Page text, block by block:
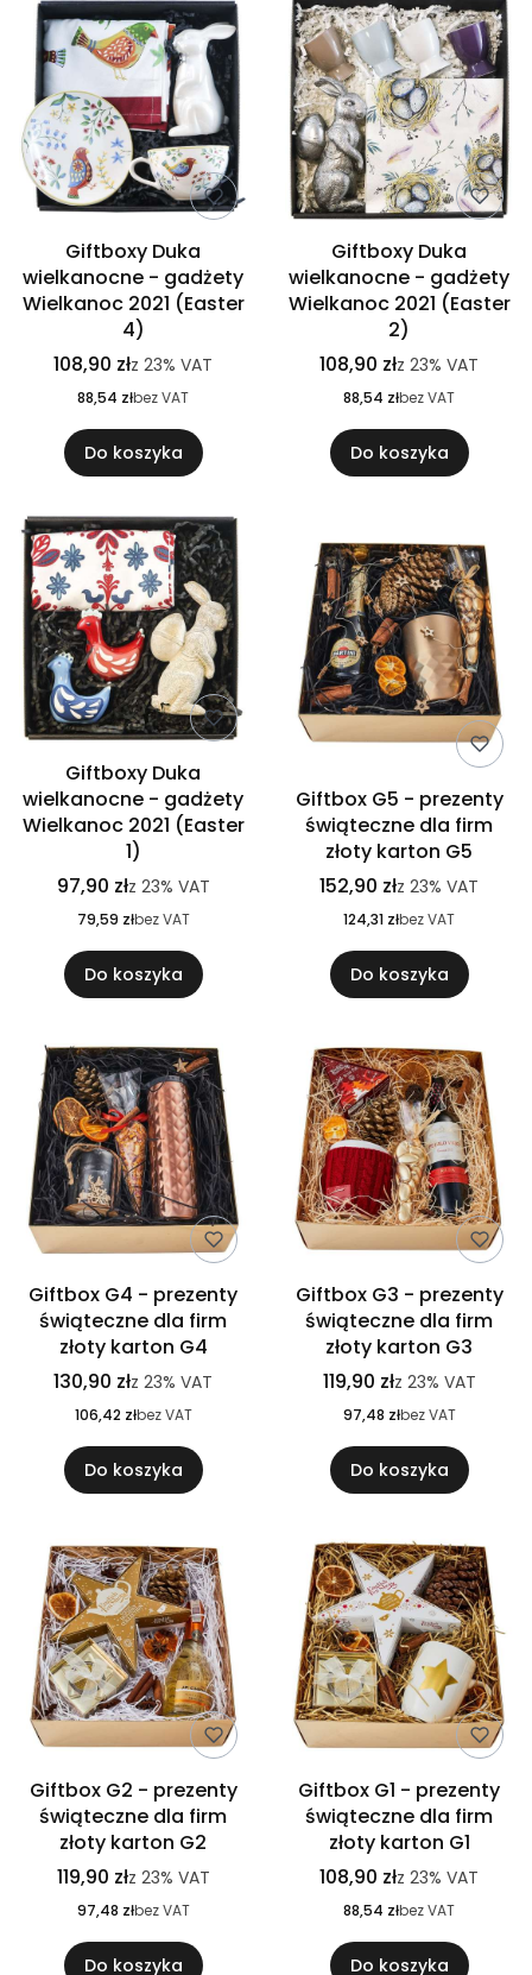
Giftboxy Duka
wielkanocne - gadżety
Wielkanoc 2021 (Easter
4)
108,90 złz 23% VAT
88,54 złbez VAT
Do koszyka
Giftboxy Duka
wielkanocne - gadżety
Wielkanoc 2021 (Easter
2)
108,90 złz 23% VAT
88,54 złbez VAT
Do koszyka
Giftboxy Duka
wielkanocne - gadżety
Wielkanoc 2021 (Easter
1)
97,90 złz 23% VAT
79,59 złbez VAT
Do koszyka
Giftbox G5 - prezenty
świąteczne dla firm
złoty karton G5
152,90 złz 23% VAT
124,31 złbez VAT
Do koszyka
Giftbox G4 - prezenty
świąteczne dla firm
złoty karton G4
130,90 złz 23% VAT
106,42 złbez VAT
Do koszyka
Giftbox G3 - prezenty
świąteczne dla firm
złoty karton G3
119,90 złz 23% VAT
97,48 złbez VAT
Do koszyka
Giftbox G2 - prezenty
świąteczne dla firm
złoty karton G2
119,90 złz 23% VAT
97,48 złbez VAT
Do koszyka
Giftbox G1 - prezenty
świąteczne dla firm
złoty karton G1
108,90 złz 23% VAT
88,54 złbez VAT
Do koszyka